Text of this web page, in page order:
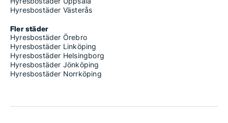
Hyresbostäder Västerås
Fler städer
Hyresbostäder Örebro
Hyresbostäder Linköping
Hyresbostäder Helsingborg
Hyresbostäder Jönköping
Hyresbostäder Norrköping